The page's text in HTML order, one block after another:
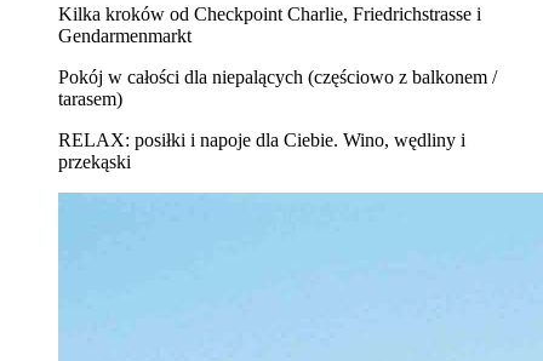
Kilka kroków od Checkpoint Charlie, Friedrichstrasse i
Gendarmenmarkt
Pokój w całości dla niepalących (częściowo z balkonem /
tarasem)
RELAX: posiłki i napoje dla Ciebie. Wino, wędliny i
przekąski